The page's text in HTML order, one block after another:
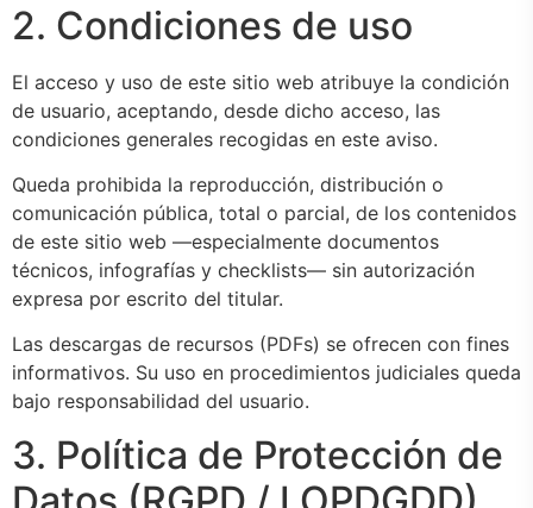
2. Condiciones de uso
El acceso y uso de este sitio web atribuye la condición
de usuario, aceptando, desde dicho acceso, las
condiciones generales recogidas en este aviso.
Queda prohibida la reproducción, distribución o
comunicación pública, total o parcial, de los contenidos
de este sitio web —especialmente documentos
técnicos, infografías y checklists— sin autorización
expresa por escrito del titular.
Las descargas de recursos (PDFs) se ofrecen con fines
informativos. Su uso en procedimientos judiciales queda
bajo responsabilidad del usuario.
3. Política de Protección de